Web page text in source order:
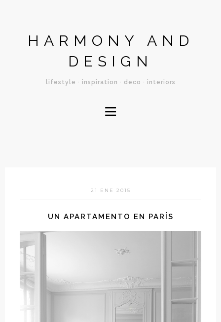
HARMONY AND
DESIGN
lifestyle · inspiration · deco · interiors
≡
21 ENE 2015
UN APARTAMENTO EN PARÍS